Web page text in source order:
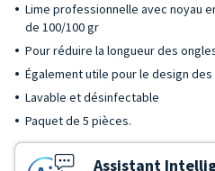
Lime professionnelle avec noyau
de 100/100 gr
Pour réduire la longueur des
Également utile pour le design
Lavable et désinfectable
Paquet de 5 pièces.
Assistant